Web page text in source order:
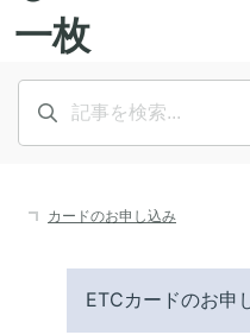
カードのお申し込み
ETCカードのお申